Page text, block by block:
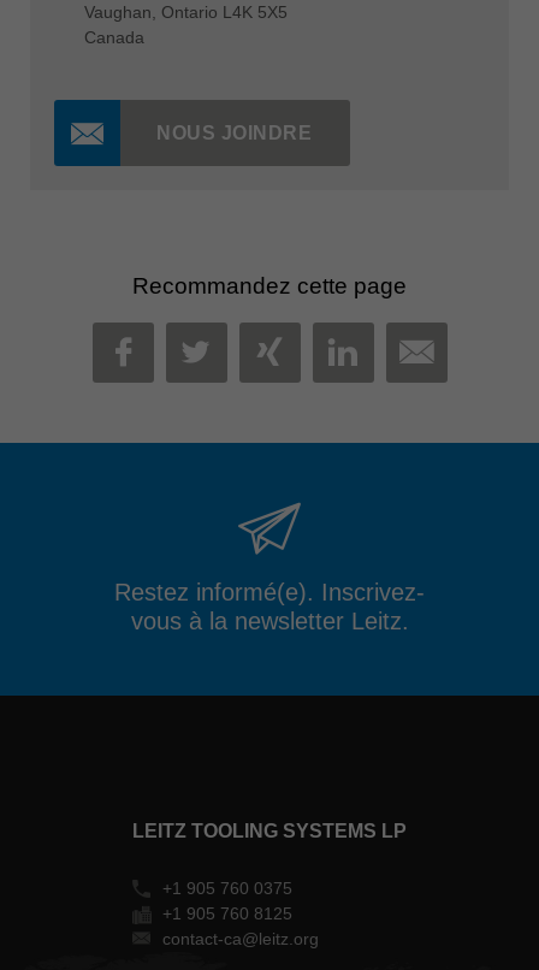
Vaughan, Ontario L4K 5X5
Canada
NOUS JOINDRE
Recommandez cette page
FACEBOOK
TWITTER
XINGLINKEDIN
MAIL
Restez informé(e). Inscrivez-
vous à la newsletter Leitz.
LEITZ TOOLING SYSTEMS LP
+1 905 760 0375
+1 905 760 8125
contact-ca@leitz.org